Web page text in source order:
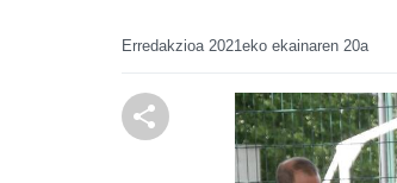
Erredakzioa 2021eko ekainaren 20a